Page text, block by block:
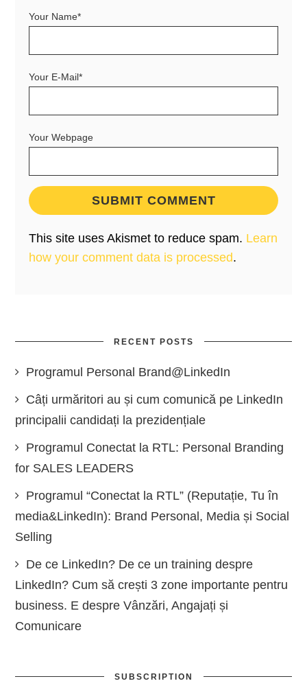
Your Name*
Your E-Mail*
Your Webpage
This site uses Akismet to reduce spam. Learn
how your comment data is processed.
RECENT POSTS
Programul Personal Brand@LinkedIn
Câți urmăritori au și cum comunică pe LinkedIn
principalii candidați la prezidențiale
Programul Conectat la RTL: Personal Branding
for SALES LEADERS
Programul “Conectat la RTL” (Reputație, Tu în
media&LinkedIn): Brand Personal, Media și Social
Selling
De ce LinkedIn? De ce un training despre
LinkedIn? Cum să crești 3 zone importante pentru
business. E despre Vânzări, Angajați și
Comunicare
SUBSCRIPTION